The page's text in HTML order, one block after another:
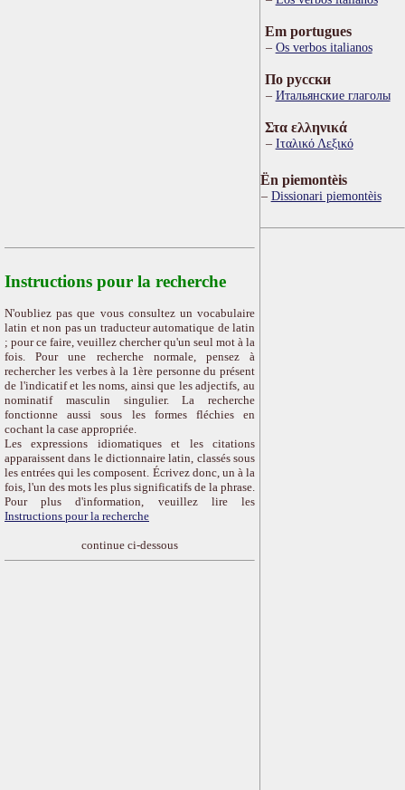
Instructions pour la recherche
N'oubliez pas que vous consultez un vocabulaire
latin et non pas un traducteur automatique de latin
; pour ce faire, veuillez chercher qu'un seul mot à la
fois. Pour une recherche normale, pensez à
rechercher les verbes à la 1ère personne du présent
de l'indicatif et les noms, ainsi que les adjectifs, au
nominatif masculin singulier. La recherche
fonctionne aussi sous les formes fléchies en
cochant la case appropriée.
Les expressions idiomatiques et les citations
apparaissent dans le dictionnaire latin, classés sous
les entrées qui les composent. Écrivez donc, un à la
fois, l'un des mots les plus significatifs de la phrase.
Pour plus d'information, veuillez lire les
Instructions pour la recherche
continue ci-dessous
Em portugues
Os verbos italianos
По русски
Итальянские глаголы
Στα ελληνικά
Ιταλικό Λεξικό
Ën piemontèis
Dissionari piemontèis